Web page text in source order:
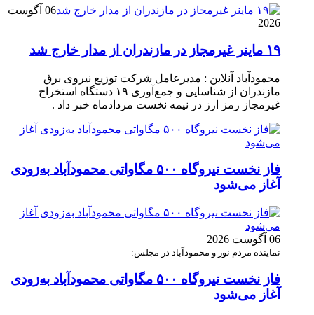
06 آگوست
2026
۱۹ ماینر غیرمجاز در مازندران از مدار خارج شد
محمودآباد آنلاین : مدیرعامل شرکت توزیع نیروی برق
مازندران از شناسایی و جمع‌آوری ۱۹ دستگاه استخراج
غیرمجاز رمز ارز در نیمه نخست مردادماه خبر داد .
فاز نخست نیروگاه ۵۰۰ مگاواتی محمودآباد به‌زودی
آغاز می‌شود
06 آگوست 2026
نماینده مردم نور و محمودآباد در مجلس:
فاز نخست نیروگاه ۵۰۰ مگاواتی محمودآباد به‌زودی
آغاز می‌شود